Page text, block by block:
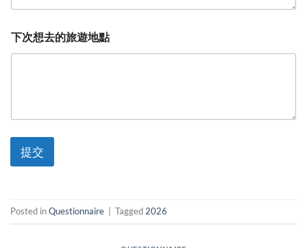
下次想去的旅遊地點
提交
Posted inQuestionnaire Tagged 2026